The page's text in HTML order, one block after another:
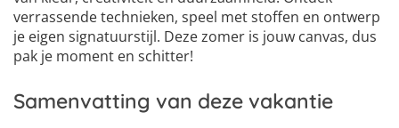
verrassende technieken, speel met stoffen en ontwerp
je eigen signatuurstijl. Deze zomer is jouw canvas, dus
pak je moment en schitter!
Samenvatting van deze vakantie